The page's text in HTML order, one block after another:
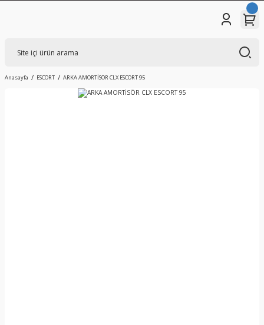
Anasayfa ESCORT ARKA AMORTİSÖR CLX ESCORT 95